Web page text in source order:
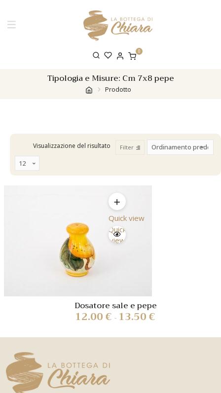
0
Tipologia e Misure: Cm 7x8 pepe
Prodotto
Visualizzazione del risultato Filter
Quick view
Quick
view
Dosatore sale e pepe
12.00€ - 13.50€